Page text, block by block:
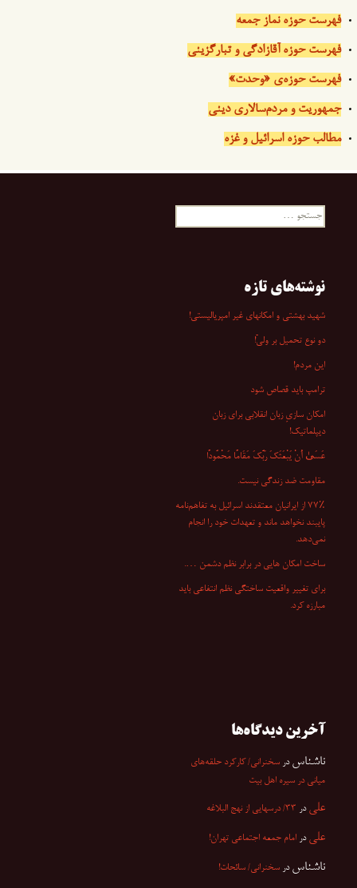
فهرست حوزه نماز جمعه
فهرست حوزه آقازادگی و تبارگزینی
فهرست حوزه‌ی «وحدت»
جمهوریت و مردم‌سالاری دینی
مطالب حوزه اسرائیل و غزه
جستجو
نوشته‌های تازه
شهید بهشتی و امکانهای غیر امپریالیستی!
دو نوع تحمیل بر ولیّ!
این مردم!
ترامپ باید قصاص شود
امکان سازیِ زبان انقلابی برای زبان
دیپلماتیک!
عَسَىٰ أَنْ یَبْعَثَکَ رَبُّکَ مَقَامًا مَحْمُودًا
مقاومت ضد زندگی نیست.
۷۷٪ از ایرانیان معتقدند اسرائیل به تفاهم‌نامه
پایبند نخواهد ماند و تعهدات خود را انجام
نمی‌دهد.
ساخت امکان هایی در برابر نظم دشمن ….
برای تغییر واقعیت ساختگی نظم انتفاعی باید
مبارزه کرد.
آخرین دیدگاه‌ها
ناشناس در سخنرانی/ کارکرد حلقه‌های
میانی در سیره اهل بیت
علی در ۳۳/ درسهایی از نهج البلاغه
علی در امام جمعه اجتماعی تهران!
ناشناس در سخنرانی/ سائحات!